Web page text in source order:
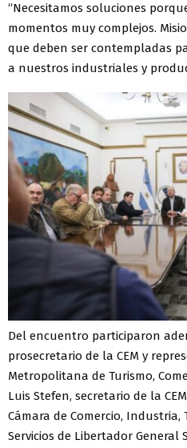
“Necesitamos soluciones
momentos muy complejos.
que deben ser contempladas
a nuestros industriales y
Del encuentro participaron
prosecretario de la CEM y
Metropolitana de Turismo,
Luis Stefen, secretario de la
Cámara de Comercio, Industria,
Servicios de Libertador General